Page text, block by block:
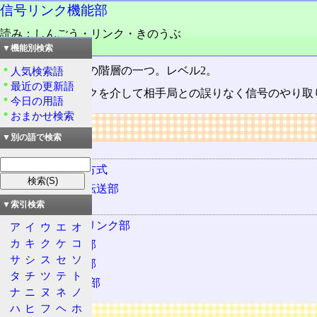
信号リンク機能部
読み：しんごう・リンク・きのうぶ
品詞：名詞
共通線信号方式
の階層の一つ。レベル2。
信号データリンクを介して相手局との誤りなく信号のやり取
リンク
技術の所属
共通線信号方式
メッセージ転送部
関連する技術
信号データリンク部
信号網機能部
電話ユーザ部
ISDNユーザ部
▼機能別検索
人気検索語
最近の更新語
今日の用語
おまかせ検索
▼別の語で検索
▼索引検索
ア イ ウ エ オ
カ キ ク ケ コ
サ シ ス セ ソ
タ チ ツ テ
ト
ナ ニ ヌ ネ
ノ
ハ ヒ フ ヘ ホ